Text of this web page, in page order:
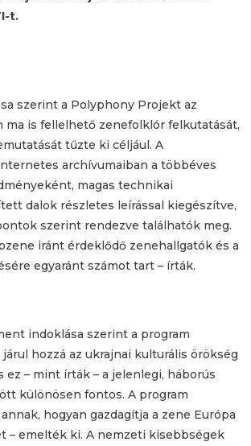
t.
szerint a Polyphony Projekt az
ma is fellelhető zenefolklór felkutatását,
tűzte ki céljául. A
archívumaiban a többéves
magas technikai
dalok részletes leírással kiegészítve,
szerint rendezve találhatók meg.
iránt érdeklődő zenehallgatók és a
egyaránt számot tart – írták.
indoklása szerint a program
hozzá az ukrajnai kulturális örökség
ez – mint írták – a jelenlegi, háborús
különösen fontos. A program
hogyan gazdagítja a zene Európa
– emelték ki. A nemzeti kisebbségek